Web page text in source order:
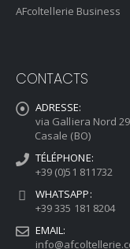
AFcoltellerie Business
CONTACTS
ADRESSE:
via Galliera Nord
Casale (BO)
TÉLÉPHONE:
+39 (0)51 811732
WHATSAPP:
+39 335 181 8204
EMAIL: